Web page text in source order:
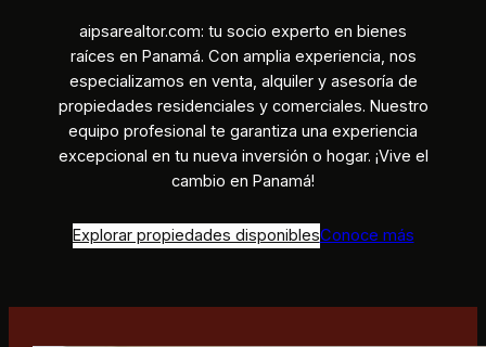
aipsarealtor.com: tu socio experto en bienes
raíces en Panamá. Con amplia experiencia, nos
especializamos en venta, alquiler y asesoría de
propiedades residenciales y comerciales. Nuestro
equipo profesional te garantiza una experiencia
excepcional en tu nueva inversión o hogar. ¡Vive el
cambio en Panamá!
Explorar propiedades disponiblesConoce más